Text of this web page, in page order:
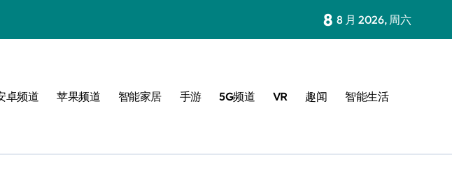
8 8 月 2026, 周六
卓频道 苹果频道 智能家居 手游 5G频道 VR 趣闻 智能生活